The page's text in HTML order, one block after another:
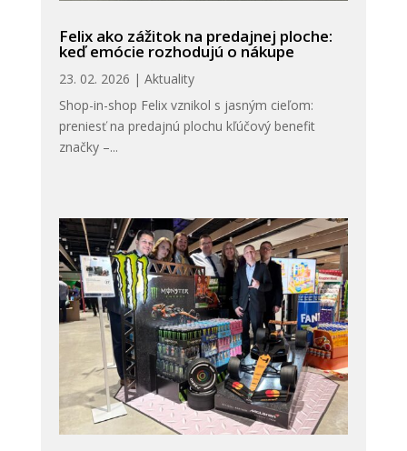
Felix ako zážitok na predajnej ploche:
keď emócie rozhodujú o nákupe
23. 02. 2026 | Aktuality
Shop-in-shop Felix vznikol s jasným cieľom:
preniesť na predajnú plochu kľúčový benefit
značky –...